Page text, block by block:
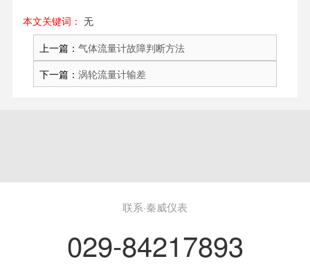
本文关键词： 无
上一篇： 气体流量计故障判断方法
下一篇： 涡轮流量计输差
联系·秦威仪表
029-84217893